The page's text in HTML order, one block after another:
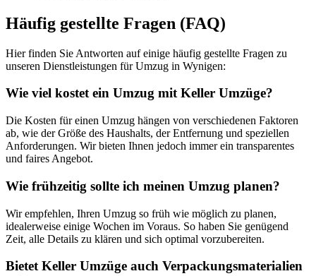
Häufig gestellte Fragen (FAQ)
Hier finden Sie Antworten auf einige häufig gestellte Fragen zu
unseren Dienstleistungen für Umzug in Wynigen:
Wie viel kostet ein Umzug mit Keller Umzüge?
Die Kosten für einen Umzug hängen von verschiedenen Faktoren
ab, wie der Größe des Haushalts, der Entfernung und speziellen
Anforderungen. Wir bieten Ihnen jedoch immer ein transparentes
und faires Angebot.
Wie frühzeitig sollte ich meinen Umzug planen?
Wir empfehlen, Ihren Umzug so früh wie möglich zu planen,
idealerweise einige Wochen im Voraus. So haben Sie genügend
Zeit, alle Details zu klären und sich optimal vorzubereiten.
Bietet Keller Umzüge auch Verpackungsmaterialien